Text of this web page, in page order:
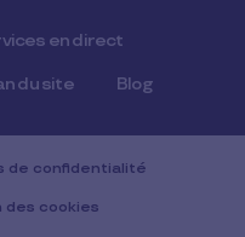
en direct
du site Blog
de confidentialité
des cookies